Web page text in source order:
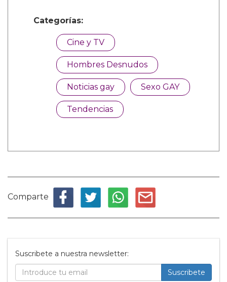
Categorías:
Cine y TV
Hombres Desnudos
Noticias gay Sexo GAY
Tendencias
Comparte
Suscribete a nuestra newsletter:
Suscribete